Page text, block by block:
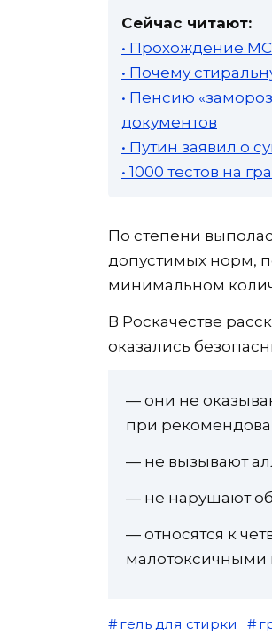
Сейчас читают:
• Прохождение
• Почему
• Пенсию
документов
• Путин заявил о
• 1000 тестов на
По степени
допустимых норм,
минимальном
В Роскачестве
оказались
— они не
при
— не вызывают
— не нарушают
— относятся к
малотоксичными
гель для стирки